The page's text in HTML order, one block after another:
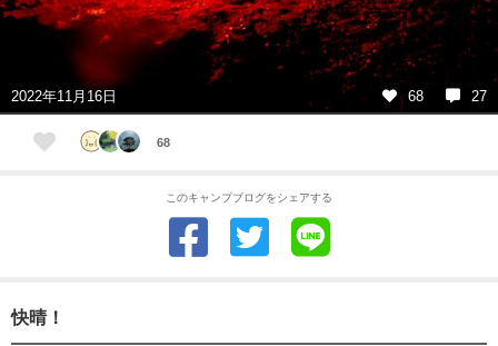
2022年11月16日 68 27
68
このキャンプブログをシェアする
快晴！